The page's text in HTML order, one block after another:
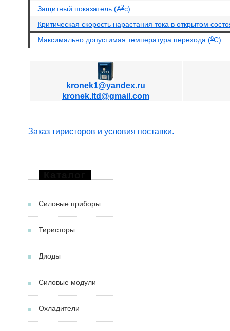
Защитный показатель (А2с)
Критическая скорость нарастания тока в открытом
Максимально допустимая температура перехода (oС)
kronek1@yandex.ru
kronek.ltd@gmail.com
Заказ тиристоров и условия поставки.
Силовые приборы
Тиристоры
Диоды
Силовые модули
Охладители